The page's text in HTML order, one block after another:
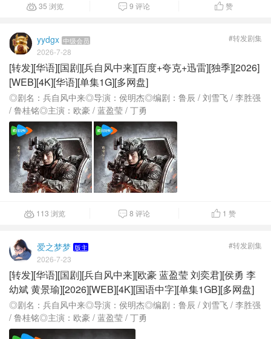
35 浏览  9 评论 赞
yydgx 中级会员
2026-7-28
#转发剧集
[转发][华语][国剧][兵自风中来][百度+夸克+迅雷][独季][2026]
[WEB][4K][华语][单集1G][多网盘]
◎剧名：兵自风中来◎导演：侯明杰◎编剧：鲁辰 / 刘雪飞 / 李胜强
/ 鲁桂铭◎主演：欧豪 / 蓝盈莹 / 丁勇
 113 浏览  8 评论  1 赞
爱之梦梦 版主
2026-7-23
#转发剧集
[转发][华语][国剧][兵自风中来][欧豪 蓝盈莹 刘奕君][侯勇 李
幼斌 黄景瑜][2026][WEB][4K][国语中字][单集1GB][多网盘]
◎剧名：兵自风中来◎导演：侯明杰◎编剧：鲁辰 / 刘雪飞 / 李胜强
/ 鲁桂铭◎主演：欧豪 / 蓝盈莹 / 丁勇